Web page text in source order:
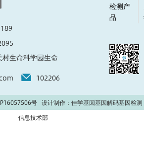
生命科学园生命
102206
检测产
品
号 设计制作：佳学基因基因解码基因检测
信息技术部